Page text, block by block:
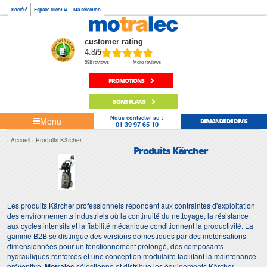
Société Espace client Ma sélection
customer rating
4.8/5
598 reviews More reviews
PROMOTIONS
BONS PLANS
Menu Nous contacter au :
01 39 97 65 10 DEMANDE DE DEVIS
Accueil Produits Kärcher
Produits Kärcher
Les produits Kärcher professionnels répondent aux contraintes d'exploitation
des environnements industriels où la continuité du nettoyage, la résistance
aux cycles intensifs et la fiabilité mécanique conditionnent la productivité. La
gamme B2B se distingue des versions domestiques par des motorisations
dimensionnées pour un fonctionnement prolongé, des composants
hydrauliques renforcés et une conception modulaire facilitant la maintenance